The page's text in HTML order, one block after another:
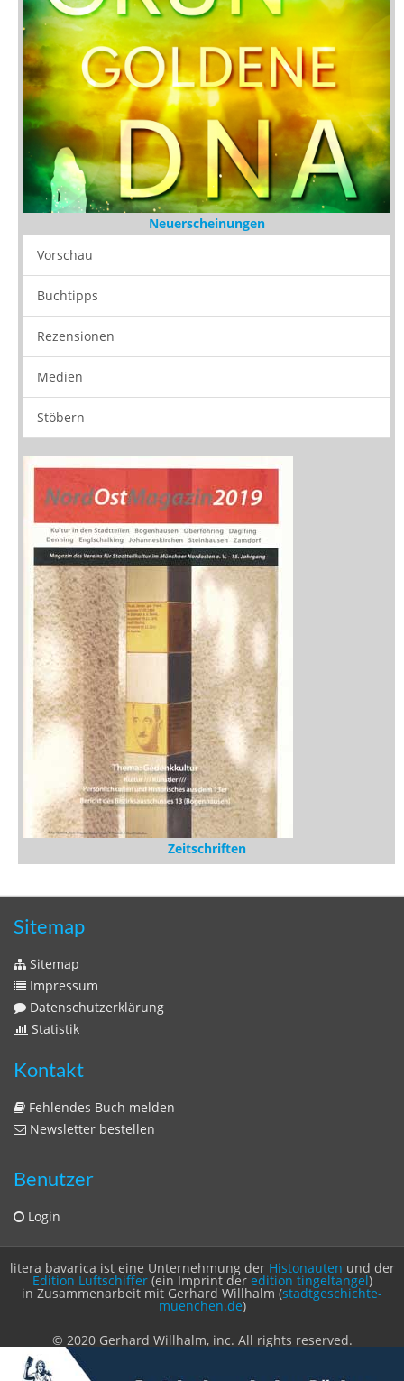
Neuerscheinungen
Vorschau
Buchtipps
Medien
Stöbern
Sitemap
Sitemap
Impressum
Statistik
Kontakt
Fehlendes Buch melden
Newsletter bestellen
Login